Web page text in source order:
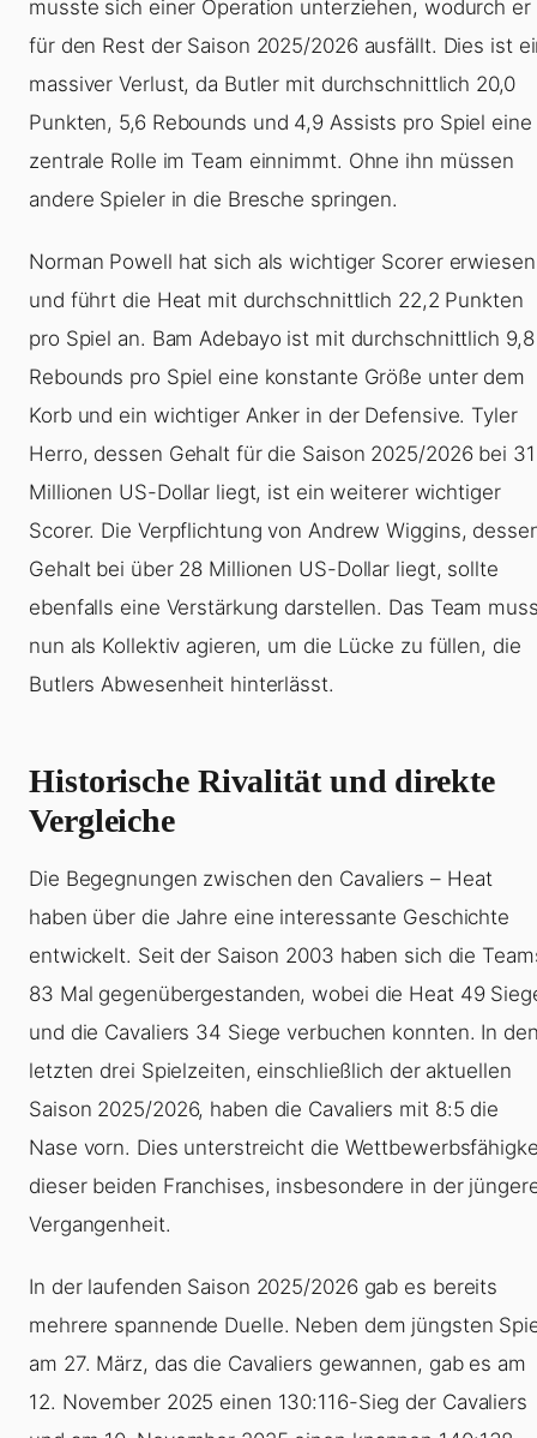
musste sich einer Operation unterziehen, wodurch er
für den Rest der Saison 2025/2026 ausfällt. Dies ist
massiver Verlust, da Butler mit durchschnittlich 20,0
Punkten, 5,6 Rebounds und 4,9 Assists pro Spiel eine
zentrale Rolle im Team einnimmt. Ohne ihn müssen
andere Spieler in die Bresche springen.
Norman Powell hat sich als wichtiger Scorer erwiesen
und führt die Heat mit durchschnittlich 22,2 Punkten
pro Spiel an. Bam Adebayo ist mit durchschnittlich 9,8
Rebounds pro Spiel eine konstante Größe unter dem
Korb und ein wichtiger Anker in der Defensive. Tyler
Herro, dessen Gehalt für die Saison 2025/2026 bei 31
Millionen US-Dollar liegt, ist ein weiterer wichtiger
Scorer. Die Verpflichtung von Andrew Wiggins,
Gehalt bei über 28 Millionen US-Dollar liegt, sollte
ebenfalls eine Verstärkung darstellen. Das Team
nun als Kollektiv agieren, um die Lücke zu füllen, die
Butlers Abwesenheit hinterlässt.
Historische Rivalität und direkte
Vergleiche
Die Begegnungen zwischen den Cavaliers – Heat
haben über die Jahre eine interessante Geschichte
entwickelt. Seit der Saison 2003 haben sich die
83 Mal gegenübergestanden, wobei die Heat 49
und die Cavaliers 34 Siege verbuchen konnten. In
letzten drei Spielzeiten, einschließlich der aktuellen
Saison 2025/2026, haben die Cavaliers mit 8:5 die
Nase vorn. Dies unterstreicht die
dieser beiden Franchises, insbesondere in der
Vergangenheit.
In der laufenden Saison 2025/2026 gab es bereits
mehrere spannende Duelle. Neben dem jüngsten
am 27. März, das die Cavaliers gewannen, gab es am
12. November 2025 einen 130:116-Sieg der Cavaliers